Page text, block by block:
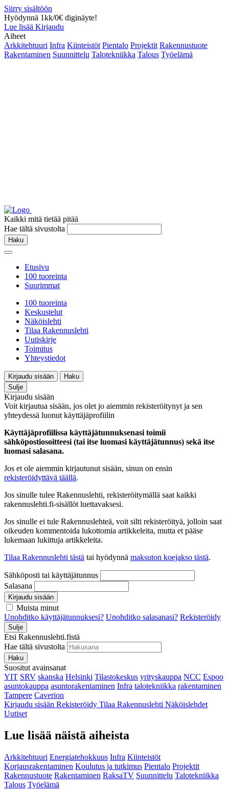
Siirry sisältöön
Hyödynnä 1kk/0€ diginäyte!
Lue lisää Kirjaudu
Aiheet
Arkkitehtuuri Infra Kiinteistöt Pientalo Projektit Rakennustuote
Rakentaminen Suunnittelu Talotekniikka Talous Työelämä
Kaikki mitä tietää pitää
Hae tältä sivustolta
Haku
Etusivu
100 tuoreinta
Suurimmat
100 tuoreinta
Keskustelut
Näköislehti
Tilaa Rakennuslehti
Uutiskirje
Toimitus
Yhteystiedot
Kirjaudu sisään
Haku
Sulje
Kirjaudu sisään
Voit kirjautua sisään, jos olet jo aiemmin rekisteröitynyt ja sen
yhteydessä luonut käyttäjäprofiilin
Käyttäjäprofiilissa käyttäjätunnuksenasi toimii
sähköpostiosoitteesi (tai itse luomasi käyttäjätunnus) sekä itse
luomasi salasana.
Jos et ole aiemmin kirjautunut sisään, sinun on ensin
rekisteröidyttävä täällä.
Jos sinulle tulee Rakennuslehti, rekisteröitymällä saat kaikki
rakennuslehti.fi-sisällöt luettavaksesi.
Jos sinulle ei tule Rakennuslehteä, voit silti rekisteröityä, jolloin saat
oikeuden kommentoida lukottomia artikkeleita, mutta et pääse
lukemaan lukittuja artikkeleita.
Tilaa Rakennuslehti tästä tai hyödynnä maksuton koejakso tästä.
Sähköposti tai käyttäjätunnus
Salasana
Kirjaudu sisään
Muista minut
Unohditko käyttäjätunnuksesi? Unohditko salasanasi? Rekisteröidy
Sulje
Etsi Rakennuslehti.fistä
Hae tältä sivustolta
Haku
Suositut avainsanat
YIT SRV skanska Helsinki Tilastokeskus yrityskauppa NCC Espoo
asuntokauppa asuntorakentaminen Infra talotekniikka rakentaminen
Tampere Caverion
Kirjaudu sisään Rekisteröidy Tilaa Rakennuslehti Näköislehdet
Uutiset
Lue lisää näistä aiheista
Arkkitehtuuri Energiatehokkuus Infra Kiinteistöt
Korjausrakentaminen Koulutus ja tutkimus Pientalo Projektit
Rakennustuote Rakentaminen RaksaTV Suunnittelu Talotekniikka
Talous Työelämä